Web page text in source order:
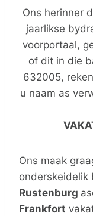
Ons herinner
jaarlikse
voorportaal,
of dit in die
632005,
u naam as
Ons maak
onderskeidelik
Rustenburg
Frankfort